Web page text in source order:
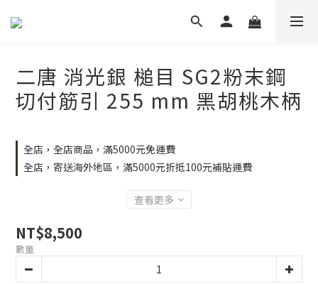
二唐 消光銀 槌目 SG2粉末鋼
切付筋引 255 mm 黑胡桃木柄
全店，全店商品，滿5000元免運費
全店，寄送海外地區，滿5000元折抵100元補貼運費
查看更多
NT$8,500
數量